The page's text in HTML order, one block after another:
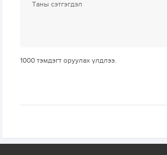
1000 тэмдэгт оруулах үлдлээ.